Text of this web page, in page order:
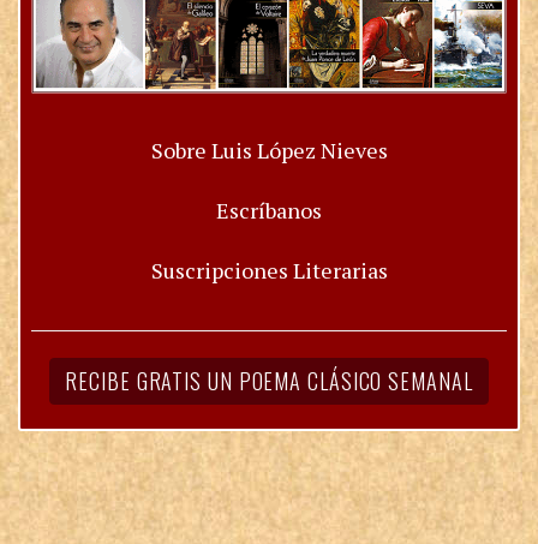
Sobre Luis López Nieves
Escríbanos
Suscripciones Literarias
RECIBE GRATIS UN POEMA CLÁSICO SEMANAL